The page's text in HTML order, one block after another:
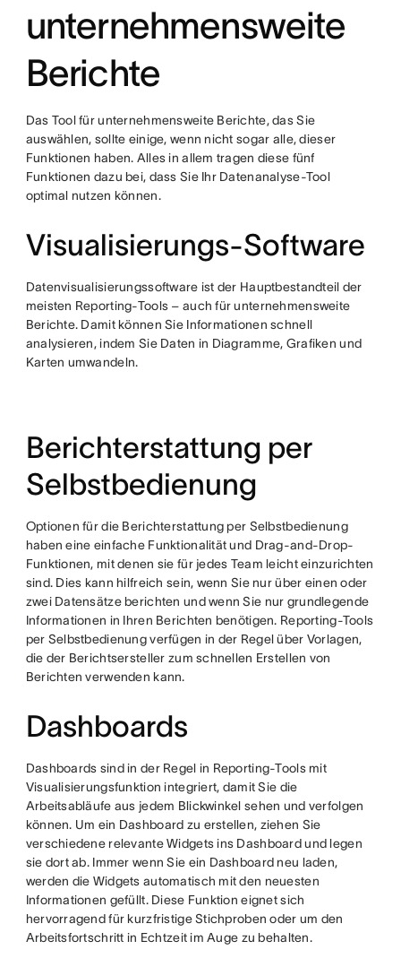
unternehmensweite
Berichte
Das Tool für unternehmensweite Berichte, das Sie
auswählen, sollte einige, wenn nicht sogar alle, dieser
Funktionen haben. Alles in allem tragen diese fünf
Funktionen dazu bei, dass Sie Ihr Datenanalyse-Tool
optimal nutzen können.
Visualisierungs-Software
Datenvisualisierungssoftware ist der Hauptbestandteil der
meisten Reporting-Tools – auch für unternehmensweite
Berichte. Damit können Sie Informationen schnell
analysieren, indem Sie Daten in Diagramme, Grafiken und
Karten umwandeln.
Berichterstattung per
Selbstbedienung
Optionen für die Berichterstattung per Selbstbedienung
haben eine einfache Funktionalität und Drag-and-Drop-
Funktionen, mit denen sie für jedes Team leicht einzurichten
sind. Dies kann hilfreich sein, wenn Sie nur über einen oder
zwei Datensätze berichten und wenn Sie nur grundlegende
Informationen in Ihren Berichten benötigen. Reporting-Tools
per Selbstbedienung verfügen in der Regel über Vorlagen,
die der Berichtsersteller zum schnellen Erstellen von
Berichten verwenden kann.
Dashboards
Dashboards sind in der Regel in Reporting-Tools mit
Visualisierungsfunktion integriert, damit Sie die
Arbeitsabläufe aus jedem Blickwinkel sehen und verfolgen
können. Um ein Dashboard zu erstellen, ziehen Sie
verschiedene relevante Widgets ins Dashboard und legen
sie dort ab. Immer wenn Sie ein Dashboard neu laden,
werden die Widgets automatisch mit den neuesten
Informationen gefüllt. Diese Funktion eignet sich
hervorragend für kurzfristige Stichproben oder um den
Arbeitsfortschritt in Echtzeit im Auge zu behalten.